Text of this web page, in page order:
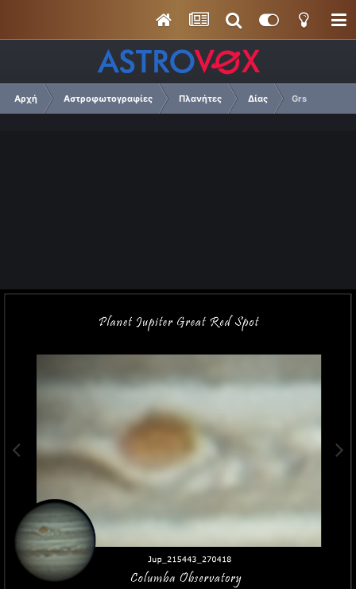
Αρχή Αστροφωτογραφίες Πλανήτες Δίας Grs